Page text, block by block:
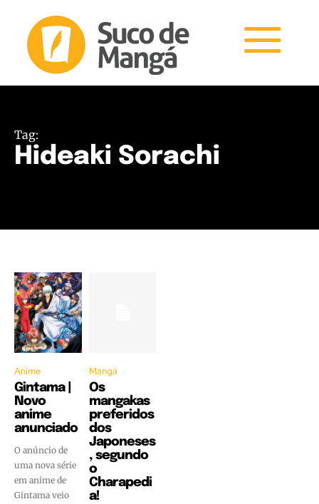
Tag:
Hideaki Sorachi
Anime
Gintama |
Novo
anime
anunciado
O anúncio de
uma nova série
em anime de
Gintama veio
Mangá
Os
mangakas
preferidos
dos
Japoneses
, segundo
o
Charapedi
a!